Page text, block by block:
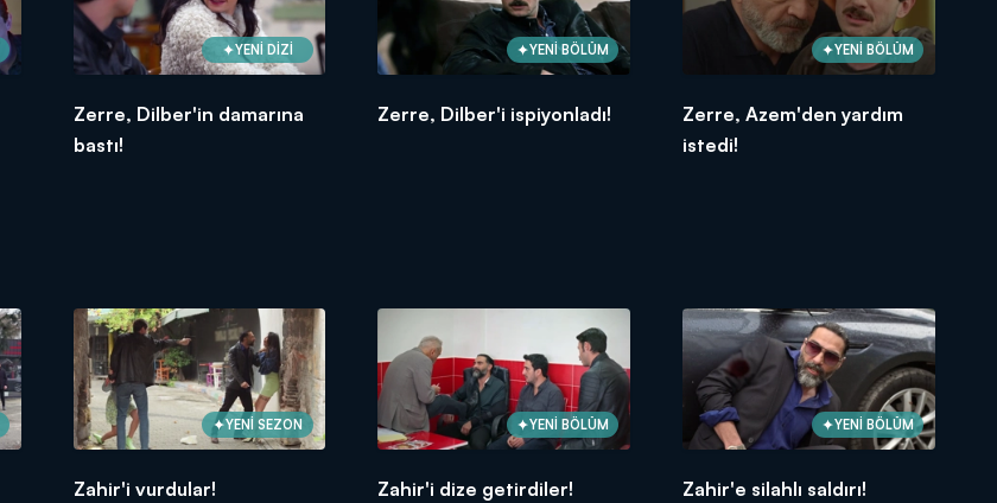
YENİ DİZİ
Zerre, Dilber'in damarına
bastı!
YENİ BÖLÜM
Zerre, Dilber'i ispiyonladı!
YENİ BÖLÜM
Zerre, Azem'den yardım
istedi!
YENİ SEZON
Zahir'i vurdular!
YENİ BÖLÜM
Zahir'i dize getirdiler!
YENİ BÖLÜM
Zahir'e silahlı saldırı!